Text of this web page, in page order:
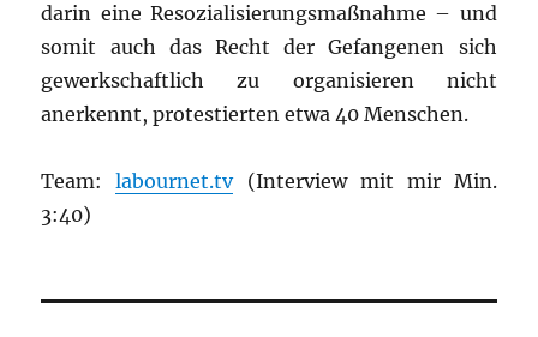
darin eine Resozialisierungsmaßnahme – und
somit auch das Recht der Gefangenen sich
gewerkschaftlich zu organisieren nicht
anerkennt, protestierten etwa 40 Menschen.
Team:labournet.tv(Interview mit mir Min.
3:40)